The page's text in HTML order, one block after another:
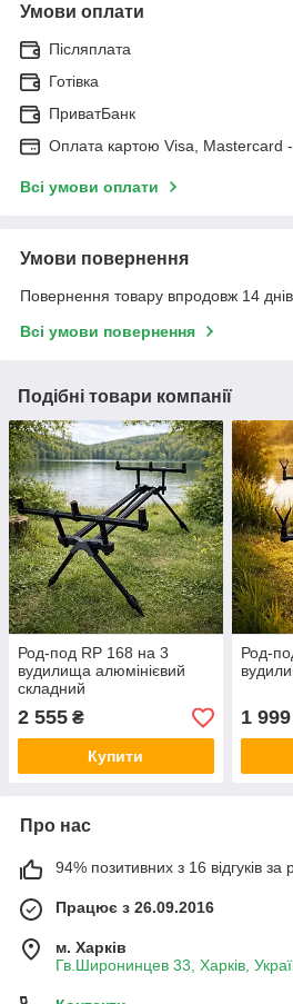
Умови оплати
Післяплата
Готівка
ПриватБанк
Оплата картою Visa, Mastercard
Всі умови оплати
Умови повернення
Повернення товару впродовж 14
Всі умови повернення
Подібні товари компанії
Род-под RP 168 на 3
вудилища алюмінієвий
складний
2 555 ₴
Купити
Род-
1 999
Про нас
94% позитивних з 16 відгуків за
Працює з 26.09.2016
м. Харків
Гв.Широнинцев 33, Харків,